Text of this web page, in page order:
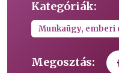
Kategóriák:
Munkaügy, emberi
Megosztás: